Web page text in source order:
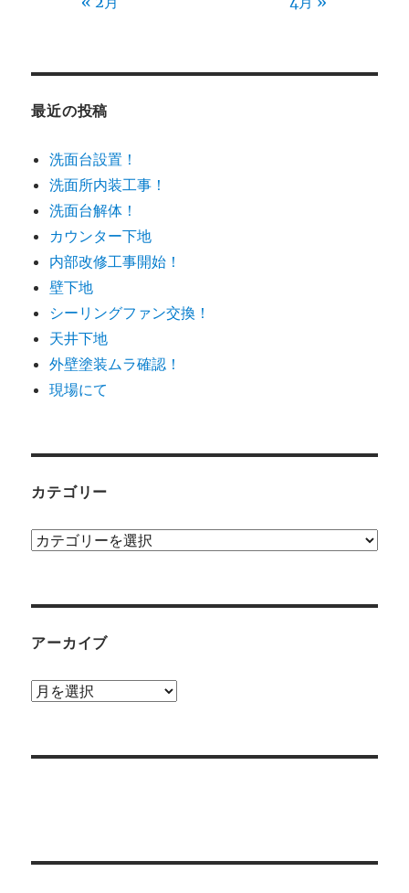
最近の投稿
洗面台設置！
洗面所内装工事！
洗面台解体！
カウンター下地
内部改修工事開始！
壁下地
シーリングファン交換！
天井下地
外壁塗装ムラ確認！
現場にて
カテゴリー
カ
ー
アーカイブ
ア